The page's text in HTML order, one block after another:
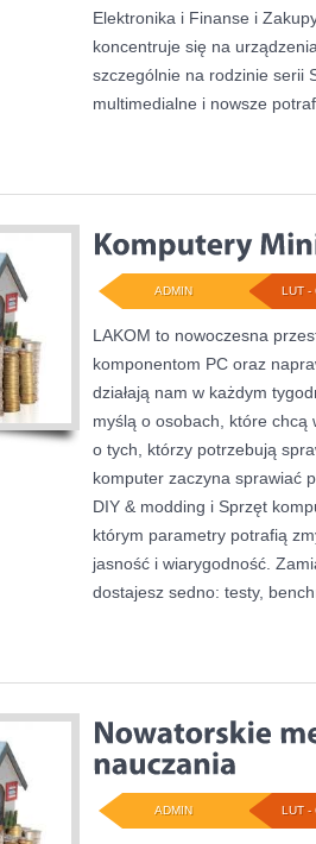
Elektronika i Finanse i
koncentruje się na
szczególnie na rodzinie serii
multimedialne i nowsze
LUT -
ADMIN
LAKOM to nowoczesna
komponentom PC oraz
działają nam w każdym
myślą o osobach, które chcą
o tych, którzy potrzebują
komputer zaczyna sprawiać
DIY & modding i Sprzęt
którym parametry potrafią
jasność i wiarygodność.
dostajesz sedno: testy,
LUT -
ADMIN